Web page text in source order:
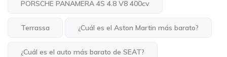
PORSCHE PANAMERA 4S 4.8 V8 400cv
Terrassa ¿Cuál es el Aston Martin más barato?
¿Cuál es el auto más barato de SEAT?